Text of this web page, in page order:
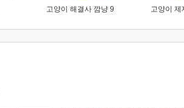
고양이 해결사 깜냥 9